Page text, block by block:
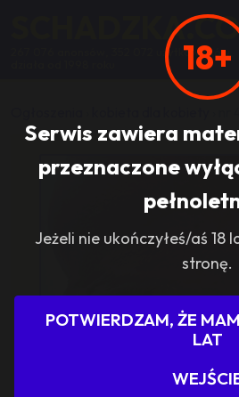
18+
Serwis zawiera
przeznaczone
Jeżeli nie ukończyłeś/aś 18
stronę.
POTWIERDZAM, ŻE
LAT
267 076 anonsów, 352 072 użytkowników,